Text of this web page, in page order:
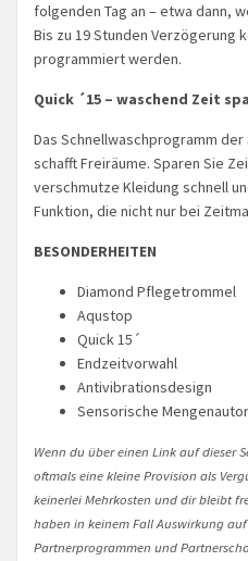
folgenden Tag an – etwa dann,
Bis zu 19 Stunden Verzögerung
programmiert werden.
Quick ´15 – waschend Zeit
Das Schnellwaschprogramm der
schafft Freiräume. Sparen Sie
verschmutze Kleidung schnell
Funktion, die nicht nur bei
BESONDERHEITEN
Diamond Pflegetrommel
Aqustop
Quick 15´
Endzeitvorwahl
Antivibrationsdesign
Sensorische
Wenn du über einen Link auf dieser
oftmals eine kleine Provision als
keinerlei Mehrkosten und dir bleibt
haben in keinem Fall Auswirkung
Partnerprogrammen und